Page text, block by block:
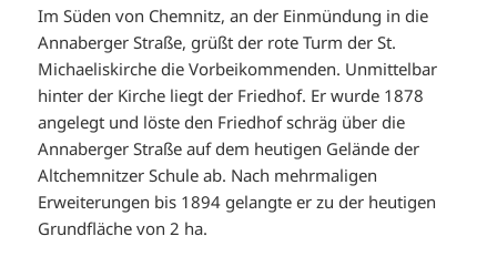
Im Süden von Chemnitz, an der Einmündung in die
Annaberger Straße, grüßt der rote Turm der St.
Michaeliskirche die Vorbeikommenden. Unmittelbar
hinter der Kirche liegt der Friedhof. Er wurde 1878
angelegt und löste den Friedhof schräg über die
Annaberger Straße auf dem heutigen Gelände der
Altchemnitzer Schule ab. Nach mehrmaligen
Erweiterungen bis 1894 gelangte er zu der heutigen
Grundfläche von 2 ha.